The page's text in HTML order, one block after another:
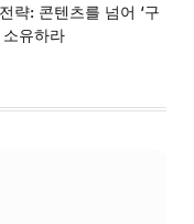
략: 콘텐츠를 넘어 ‘구
소유하라